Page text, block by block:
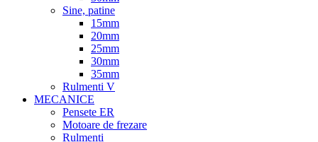
Sine, patine
15mm
20mm
25mm
30mm
35mm
Rulmenti V
MECANICE
Pensete ER
Motoare de frezare
Rulmenti